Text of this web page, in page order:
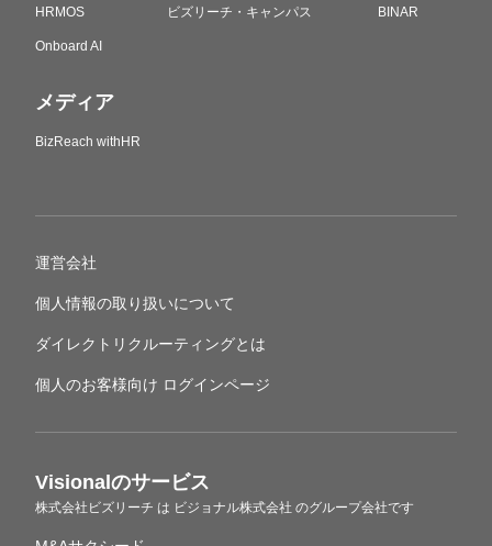
HRMOS ビズリーチ・キャンパス BINAR
Onboard AI
メディア
BizReach withHR
運営会社
個人情報の取り扱いについて
ダイレクトリクルーティングとは
個人のお客様向け ログインページ
Visionalのサービス
株式会社ビズリーチ は ビジョナル株式会社 のグループ会社です